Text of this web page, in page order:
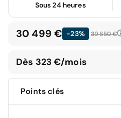
Sous 24 heures
30 499 € -23% 39 650 €
Dès 323 €/mois
Points clés